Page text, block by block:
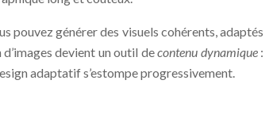
pouvez générer des visuels cohérents, adaptés
devient un outil decontenu dynamique:
adaptatif s’estompe progressivement.